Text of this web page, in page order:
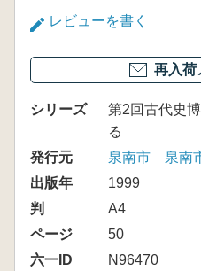
レビューを書く
再入荷
シリーズ
第2回古代史
る
発行元
泉南市 泉南
出版年
1999
判
A4
ページ
50
六一ID
N96470